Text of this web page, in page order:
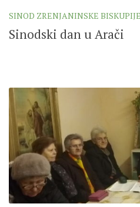
ŽUPE
SEVERNI DEKANAT
ARHIVA
ARHIVA GALERIJA
SINODA
DEKRET
SINODSKA MOLITVA
MOTO I LOGO
SINOD ZRENJANINSKE BISKUPIJE
Sinodski dan u Arači